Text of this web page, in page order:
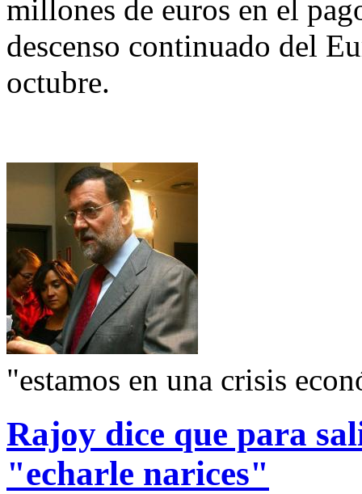
millones de euros en el
descenso continuado del
octubre.
"estamos en una crisis
Rajoy dice que para
"echarle narices"